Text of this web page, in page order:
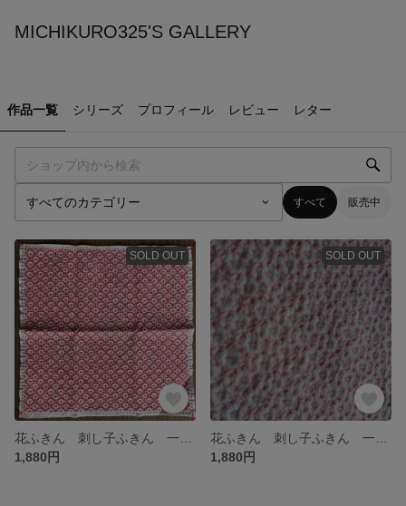
MICHIKURO325'S GALLERY
作品一覧 シリーズ プロフィール レビュー レター
すべて 販売中
SOLD OUT
1,880円
SOLD OUT
1,880円